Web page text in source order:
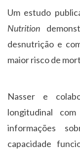
Um estudo
Nutrition
desnutrição e
maior risco de
Nasser e
longitudinal
informações
capacidade